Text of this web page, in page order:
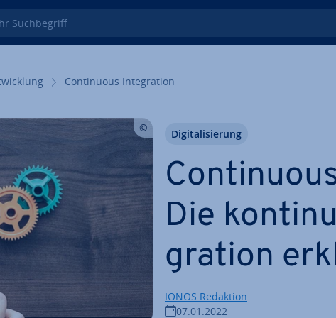
Such­be­griff
Con­ti­nuous In­te­gra­ti­on
Die
gra­ti­on
IONOS Redaktion
07.01.2022
Di­gi­ta­li­sie­rung